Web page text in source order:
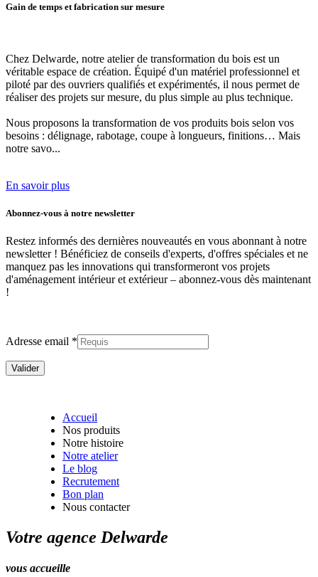
Gain de temps et fabrication sur mesure
Chez Delwarde, notre atelier de transformation du bois est un
véritable espace de création. Équipé d'un matériel professionnel et
piloté par des ouvriers qualifiés et expérimentés, il nous permet de
réaliser des projets sur mesure, du plus simple au plus technique.
Nous proposons la transformation de vos produits bois selon vos
besoins : délignage, rabotage, coupe à longueurs, finitions… Mais
notre savo...
En savoir plus
Abonnez-vous à notre newsletter
Restez informés des dernières nouveautés en vous abonnant à notre
newsletter ! Bénéficiez de conseils d'experts, d'offres spéciales et ne
manquez pas les innovations qui transformeront vos projets
d'aménagement intérieur et extérieur – abonnez-vous dès maintenant
!
Adresse email *
Accueil
Nos produits
Notre histoire
Notre atelier
Le blog
Recrutement
Bon plan
Nous contacter
Votre agence Delwarde
vous accueille